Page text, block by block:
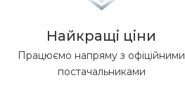
Найкращі ціни
Працюємо напряму з офіційними
постачальниками